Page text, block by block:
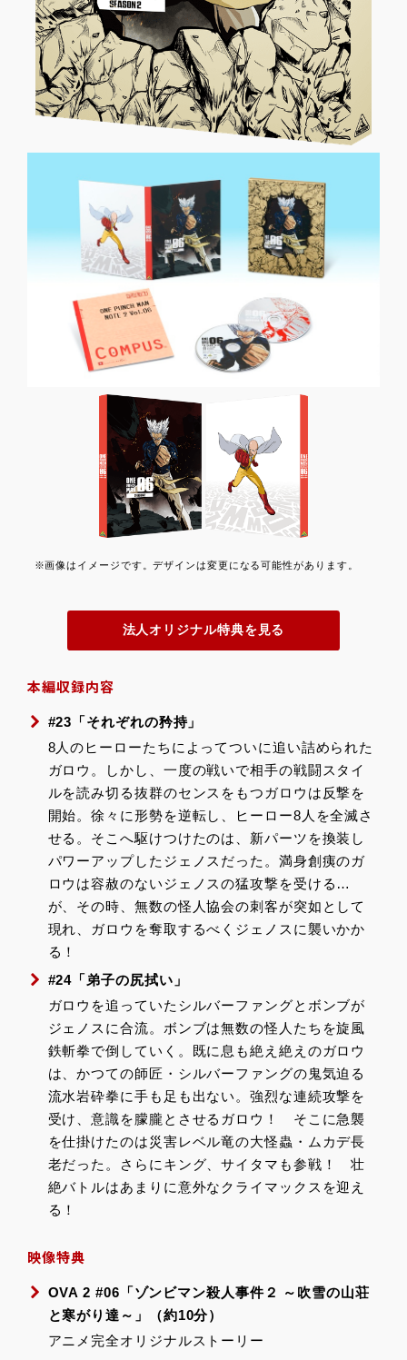
※画像はイメージです。デザインは変更になる可能性があります。
法人オリジナル特典を見る
本編収録内容
#23「それぞれの矜持」
8人のヒーローたちによってついに追い詰められた
ガロウ。しかし、一度の戦いで相手の戦闘スタイ
ルを読み切る抜群のセンスをもつガロウは反撃を
開始。徐々に形勢を逆転し、ヒーロー8人を全滅さ
せる。そこへ駆けつけたのは、新パーツを換装し
パワーアップしたジェノスだった。満身創痍のガ
ロウは容赦のないジェノスの猛攻撃を受ける…
が、その時、無数の怪人協会の刺客が突如として
現れ、ガロウを奪取するべくジェノスに襲いかか
る！
#24「弟子の尻拭い」
ガロウを追っていたシルバーファングとボンブが
ジェノスに合流。ボンブは無数の怪人たちを旋風
鉄斬拳で倒していく。既に息も絶え絶えのガロウ
は、かつての師匠・シルバーファングの鬼気迫る
流水岩砕拳に手も足も出ない。強烈な連続攻撃を
受け、意識を朦朧とさせるガロウ！ そこに急襲
を仕掛けたのは災害レベル竜の大怪蟲・ムカデ長
老だった。さらにキング、サイタマも参戦！ 壮
絶バトルはあまりに意外なクライマックスを迎え
る！
映像特典
OVA 2 #06「ゾンビマン殺人事件２ ～吹雪の山荘
と寒がり達～」（約10分）
アニメ完全オリジナルストーリー